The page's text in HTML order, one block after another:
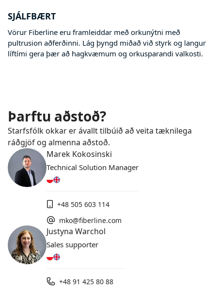
SJÁLFBÆRT
Vörur Fiberline eru framleiddar með orkunýtni með
pultrusion aðferðinni. Lág þyngd miðað við styrk og langur
líftími gera þær að hagkvæmum og orkusparandi valkosti.
Þarftu aðstoð?
Starfsfólk okkar er ávallt tilbúið að veita tæknilega
ráðgjöf og almenna aðstoð.
Marek Kokosinski
Technical Solution Manager
+48 505 603 114
mko@fiberline.com
Justyna Warchol
Sales supporter
+48 91 425 80 88